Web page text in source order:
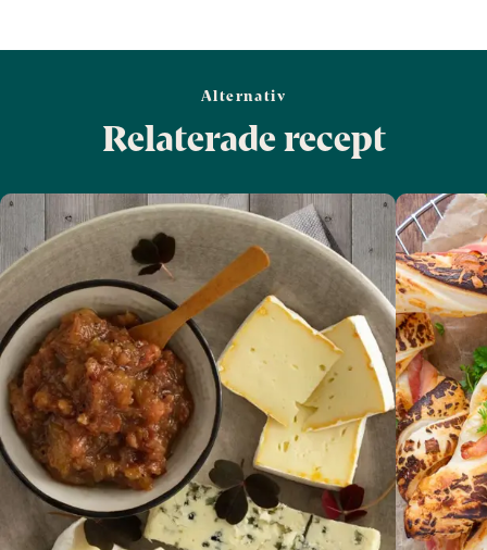
Alternativ
Relaterade recept